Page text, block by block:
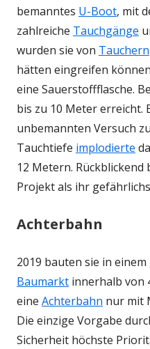
bemanntes U-Boot, mit
zahlreiche Tauchgänge
wurden sie von Tauchern
hätten eingreifen
eine Sauerstoffflasche.
bis zu 10 Meter erreicht.
unbemannten Versuch
Tauchtiefe implodierte
12 Metern. Rückblickend
Projekt als ihr
Achterbahn
2019 bauten sie in
Baumarkt innerhalb von
eine Achterbahn nur mit
Die einzige Vorgabe
Sicherheit höchste